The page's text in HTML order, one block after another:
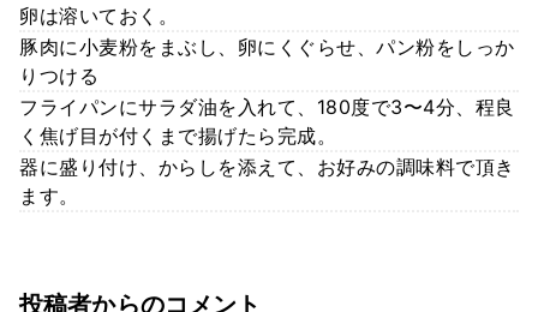
卵は溶いておく。
豚肉に小麦粉をまぶし、卵にくぐらせ、パン粉をしっか
りつける
フライパンにサラダ油を入れて、180度で3〜4分、程良
く焦げ目が付くまで揚げたら完成。
器に盛り付け、からしを添えて、お好みの調味料で頂き
ます。
投稿者からのコメント